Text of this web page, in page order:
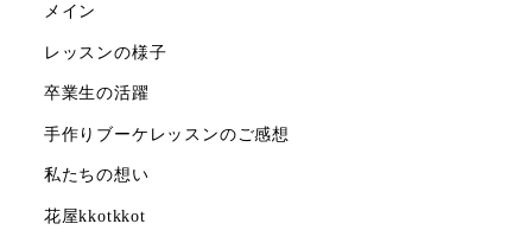
メイン
レッスンの様子
卒業生の活躍
手作りブーケレッスンのご感想
私たちの想い
花屋kkotkkot